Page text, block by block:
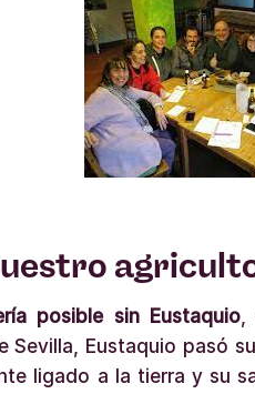
posible sin Eustaquio,
Sevilla, Eustaquio pasó
ligado a la tierra y su